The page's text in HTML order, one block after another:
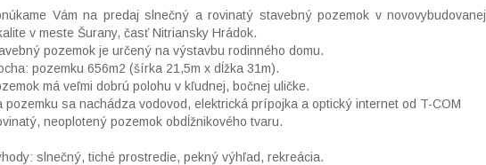
Vám na predaj slnečný a rovinatý stavebný pozemok v novovybudovanej
v meste Šurany, časť Nitriansky Hrádok.
pozemok je určený na výstavbu rodinného domu.
pozemku 656m2 (šírka 21,5m x dĺžka 31m).
má veľmi dobrú polohu v kľudnej, bočnej uličke.
pozemku sa nachádza vodovod, elektrická prípojka a optický internet od T-COM
neoplotený pozemok obdĺžnikového tvaru.
slnečný, tiché prostredie, pekný výhľad, rekreácia.